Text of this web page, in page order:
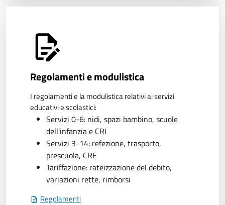
Regolamenti e modulistica
I regolamenti e la modulistica relativi aiservizi
educativi e scolastici:
Servizi 0-6: nidi, spazi bambino, scuole
dell'infanzia e CRI
Servizi 3-14: refezione, trasporto,
prescuola, CRE
Tariffazione: rateizzazione del debito,
variazioni rette, rimborsi
Regolamenti